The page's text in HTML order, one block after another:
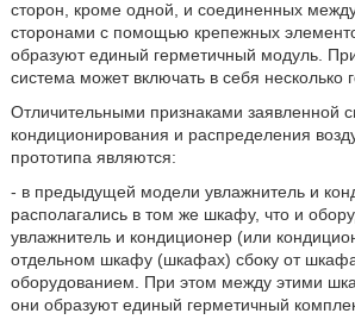
сторон, кроме одной, и соединенных
сторонами с помощью крепежных
образуют единый герметичный модуль.
система может включать в себя несколько
Отличительными признаками заявленной
кондиционирования и распределения
прототипа являются:
- в предыдущей модели увлажнитель и
располагались в том же шкафу, что и
увлажнитель и кондиционер (или
отдельном шкафу (шкафах) сбоку от
оборудованием. При этом между этими
они образуют единый герметичный